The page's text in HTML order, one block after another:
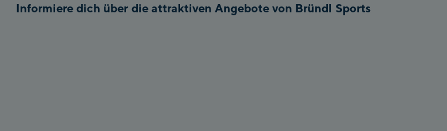
Informiere dich über die attraktiven Angebote von Bründl Sports